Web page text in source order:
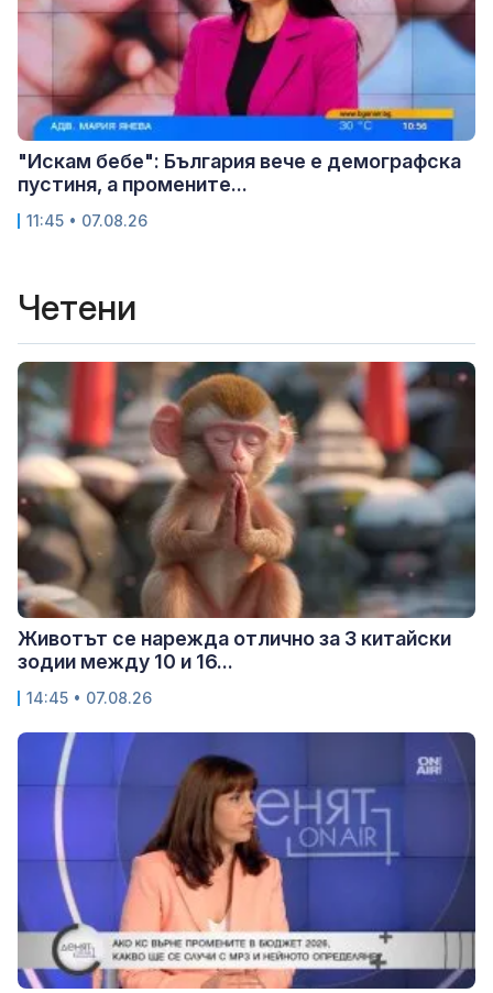
"Искам бебе": България вече е демографска
пустиня, а промените...
11:45 • 07.08.26
Четени
Животът се нарежда отлично за 3 китайски
зодии между 10 и 16...
14:45 • 07.08.26